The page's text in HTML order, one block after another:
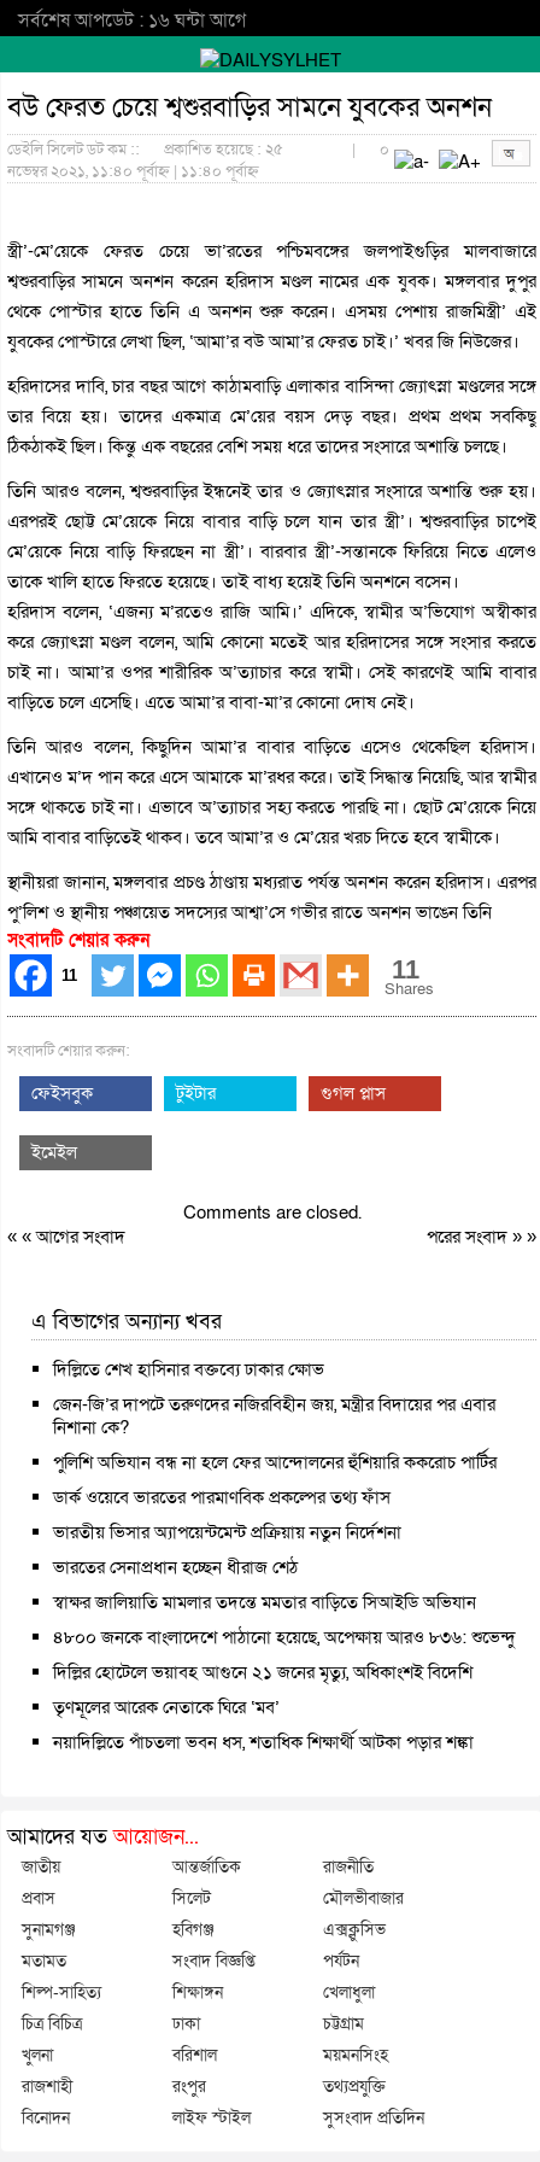
সর্বশেষ আপডেট : ১৬ ঘন্টা আগে
বউ ফেরত চেয়ে শ্বশুরবাড়ির সামনে যুবকের অনশন
ডেইলি সিলেট ডট কম ::
প্রকাশিত হয়েছে : ২৫
নভেম্বর ২০২১, ১১:৪০ পূর্বাহ্ন | ১১:৪০ পূর্বাহ্ন
| ০
স্ত্রী’-মে’য়েকে ফেরত চেয়ে ভা’রতের পশ্চিমবঙ্গের জলপাইগুড়ির মালবাজারে
শ্বশুরবাড়ির সামনে অনশন করেন হরিদাস মণ্ডল নামের এক যুবক। মঙ্গলবার দুপুর
থেকে পোস্টার হাতে তিনি এ অনশন শুরু করেন। এসময় পেশায় রাজমিস্ত্রী’ এই
যুবকের পোস্টারে লেখা ছিল, ‘আমা’র বউ আমা’র ফেরত চাই।’ খবর জি নিউজের।
হরিদাসের দাবি, চার বছর আগে কাঠামবাড়ি এলাকার বাসিন্দা জ্যোৎস্না মণ্ডলের সঙ্গে
তার বিয়ে হয়। তাদের একমাত্র মে’য়ের বয়স দেড় বছর। প্রথম প্রথম সবকিছু
ঠিকঠাকই ছিল। কিন্তু এক বছরের বেশি সময় ধরে তাদের সংসারে অশান্তি চলছে।
তিনি আরও বলেন, শ্বশুরবাড়ির ইন্ধনেই তার ও জ্যোৎস্নার সংসারে অশান্তি শুরু হয়।
এরপরই ছোট্ট মে’য়েকে নিয়ে বাবার বাড়ি চলে যান তার স্ত্রী’। শ্বশুরবাড়ির চাপেই
মে’য়েকে নিয়ে বাড়ি ফিরছেন না স্ত্রী’। বারবার স্ত্রী’-সন্তানকে ফিরিয়ে নিতে এলেও
তাকে খালি হাতে ফিরতে হয়েছে। তাই বাধ্য হয়েই তিনি অনশনে বসেন।
হরিদাস বলেন, ‘এজন্য ম’রতেও রাজি আমি।’ এদিকে, স্বামীর অ’ভিযোগ অস্বীকার
করে জ্যোৎস্না মণ্ডল বলেন, আমি কোনো মতেই আর হরিদাসের সঙ্গে সংসার করতে
চাই না। আমা’র ওপর শারীরিক অ’ত্যাচার করে স্বামী। সেই কারণেই আমি বাবার
বাড়িতে চলে এসেছি। এতে আমা’র বাবা-মা’র কোনো দোষ নেই।
তিনি আরও বলেন, কিছুদিন আমা’র বাবার বাড়িতে এসেও থেকেছিল হরিদাস।
এখানেও ম’দ পান করে এসে আমাকে মা’রধর করে। তাই সিদ্ধান্ত নিয়েছি, আর স্বামীর
সঙ্গে থাকতে চাই না। এভাবে অ’ত্যাচার সহ্য করতে পারছি না। ছোট মে’য়েকে নিয়ে
আমি বাবার বাড়িতেই থাকব। তবে আমা’র ও মে’য়ের খরচ দিতে হবে স্বামীকে।
স্থানীয়রা জানান, মঙ্গলবার প্রচণ্ড ঠাণ্ডায় মধ্যরাত পর্যন্ত অনশন করেন হরিদাস। এরপর
পু’লিশ ও স্থানীয় পঞ্চায়েত সদস্যের আশ্বা’সে গভীর রাতে অনশন ভাঙেন তিনি
সংবাদটি শেয়ার করুন
11 11
Shares
সংবাদটি শেয়ার করুন:
ফেইসবুক টুইটার গুগল প্লাস
ইমেইল
Comments are closed.
« «আগের সংবাদ পরের সংবাদ» »
এ বিভাগের অন্যান্য খবর
দিল্লিতে শেখ হাসিনার বক্তব্যে ঢাকার ক্ষোভ
জেন-জি’র দাপটে তরুণদের নজিরবিহীন জয়, মন্ত্রীর বিদায়ের পর এবার
নিশানা কে?
পুলিশি অভিযান বন্ধ না হলে ফের আন্দোলনের হুঁশিয়ারি ককরোচ পার্টির
ডার্ক ওয়েবে ভারতের পারমাণবিক প্রকল্পের তথ্য ফাঁস
ভারতীয় ভিসার অ্যাপয়েন্টমেন্ট প্রক্রিয়ায় নতুন নির্দেশনা
ভারতের সেনাপ্রধান হচ্ছেন ধীরাজ শেঠ
স্বাক্ষর জালিয়াতি মামলার তদন্তে মমতার বাড়িতে সিআইডি অভিযান
৪৮০০ জনকে বাংলাদেশে পাঠানো হয়েছে, অপেক্ষায় আরও ৮৩৬: শুভেন্দু
দিল্লির হোটেলে ভয়াবহ আগুনে ২১ জনের মৃত্যু, অধিকাংশই বিদেশি
তৃণমূলের আরেক নেতাকে ঘিরে ‘মব’
নয়াদিল্লিতে পাঁচতলা ভবন ধস, শতাধিক শিক্ষার্থী আটকা পড়ার শঙ্কা
আমাদের যতআয়োজন...
জাতীয় আন্তর্জাতিক
রাজনীতি
প্রবাস
সিলেট
মৌলভীবাজার
সুনামগঞ্জ
হবিগঞ্জ
এক্সক্লুসিভ
মতামত
সংবাদ বিজ্ঞপ্তি
পর্যটন
শিল্প-সাহিত্য
শিক্ষাঙ্গন
খেলাধুলা
চিত্র বিচিত্র
ঢাকা
চট্টগ্রাম
খুলনা
বরিশাল
ময়মনসিংহ
রাজশাহী
রংপুর
তথ্যপ্রযুক্তি
বিনোদন
লাইফ স্টাইল সুসংবাদ প্রতিদিন